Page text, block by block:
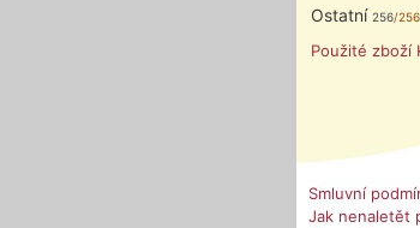
Ostatní 256/256
Použité zboží
Smluvní
Jak nenaletět